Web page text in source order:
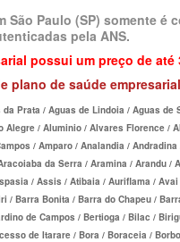
DE SAÚDE
EMPRESARIAL
EMPRESARIAL
DE SAÚDE
SAÚDE EMPRESARIAL
SANTA HELENA
INDIVIDUAL
SANTARIS PLANO
SÃO CRISTOVÃO
SÃO MIGUEL
STA CASA MAUÁ
CARE DE SAÚDE ADESÃO
HEALTH PLANO DE SAÚDE ADESÃO
PLANO DE SAÚDE ADESÃO
DE SAÚDE ADESÃO
PLANO DE SAÚDE ADESÃO
PLANO DE SAÚDE ADESÃO
PARAÍBA -
PARANÁ -
PIAUÍ - PLANO
RIO GRANDE
RIO GRANDE
São Paulo (SP) somente é
pela ANS.
possui um preço de
plano de saúde
Prata / Aguas de Lindoia / Aguas
Alegre / Aluminio / Alvares Florence /
/ Amparo / Analandia /
da Serra / Aramina / Arandu
/ Assis / Atibaia / Auriflama /
/ Barra Bonita / Barra do Chapeu /
de Campos / Bertioga / Bilac /
de Itarare / Bora / Boraceia /